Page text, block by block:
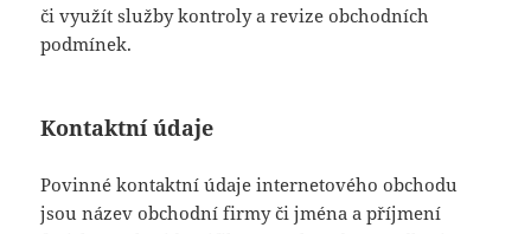
či využít služby kontroly a revize obchodních
podmínek.
Kontaktní údaje
Povinné kontaktní údaje internetového obchodu
jsou název obchodní firmy či jména a příjmení